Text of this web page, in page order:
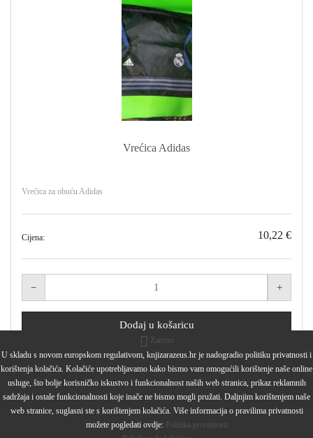
Vrećica Adidas
Vrećica za obuću Adidas
Cijena: 10,22 €
Zatvori
U skladu s novom europskom regulativom, knjizarazeus.hr je nadogradio politiku privatnosti i
korištenja kolačića. Kolačiće upotrebljavamo kako bismo vam omogućili korištenje naše online
usluge, što bolje korisničko iskustvo i funkcionalnost naših web stranica, prikaz reklamnih
sadržaja i ostale funkcionalnosti koje inače ne bismo mogli pružati. Daljnjim korištenjem naše
web stranice, suglasni ste s korištenjem kolačića. Više informacija o pravilima privatnosti
možete pogledati ovdje: Politika privatnosti